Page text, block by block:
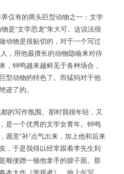
仅有的两头巨型动物之一：文学
是“文学恐龙”朱大可。这说法很
动物是很贴切的，对于一个写过
人，用他最擅长的动物隐喻来对待
，钟鸣越来越鲜见于各种场合，
型动物的特色了。而猛犸对于他
迹了的。
的写作氛围。那时我很年轻，又
是一个优秀的文学女青年。钟鸣
愿意“补”点气出来，加上他和后来
，于是我得以经常跟着李先生到
顺便蹭一顿他拿手的臊子面。那